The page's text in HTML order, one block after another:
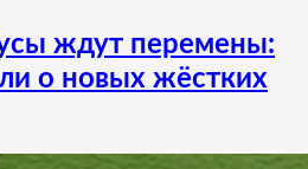
ждут перемены:
о новых жёстких